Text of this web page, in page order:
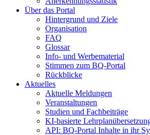
Über das Portal
Hintergrund und Ziele
Organisation
FAQ
Glossar
Info- und Werbematerial
Stimmen zum BQ-Portal
Rückblicke
Aktuelles
Aktuelle Meldungen
Veranstaltungen
Studien und Fachbeiträge
KI-basierte
API: BQ-Portal Inhalte in ihr